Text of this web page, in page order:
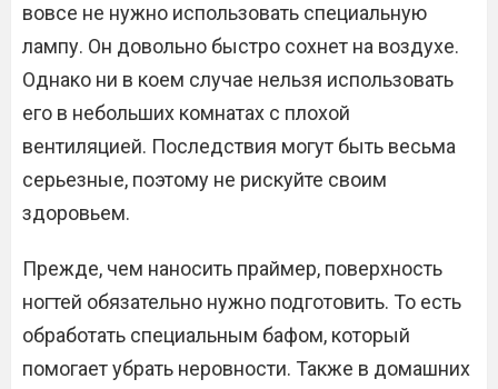
вовсе не нужно использовать специальную
лампу. Он довольно быстро сохнет на воздухе.
Однако ни в коем случае нельзя использовать
его в небольших комнатах с плохой
вентиляцией. Последствия могут быть весьма
серьезные, поэтому не рискуйте своим
здоровьем.
Прежде, чем наносить праймер, поверхность
ногтей обязательно нужно подготовить. То есть
обработать специальным бафом, который
помогает убрать неровности. Также в домашних